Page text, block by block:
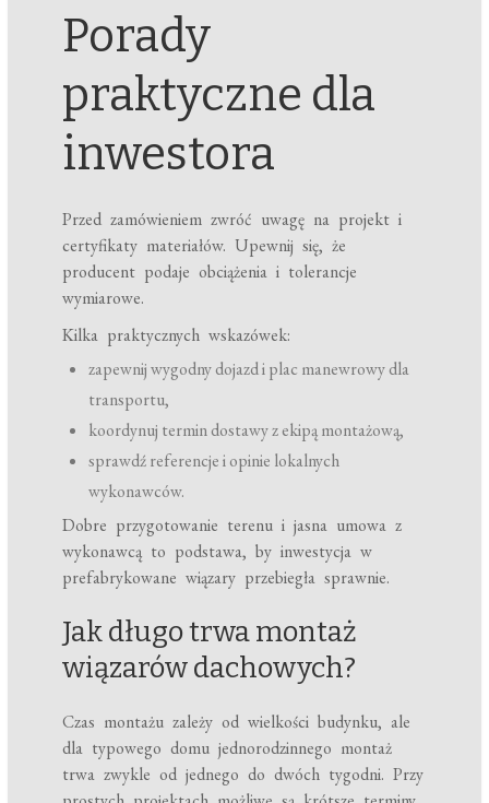
Porady
praktyczne dla
inwestora
Przed zamówieniem zwróć uwagę na projekt i
certyfikaty materiałów. Upewnij się, że
producent podaje obciążenia i tolerancje
wymiarowe.
Kilka praktycznych wskazówek:
zapewnij wygodny dojazd i plac manewrowy dla
transportu,
koordynuj termin dostawy z ekipą montażową,
sprawdź referencje i opinie lokalnych
wykonawców.
Dobre przygotowanie terenu i jasna umowa z
wykonawcą to podstawa, by inwestycja w
prefabrykowane wiązary przebiegła sprawnie.
Jak długo trwa montaż
wiązarów dachowych?
Czas montażu zależy od wielkości budynku, ale
dla typowego domu jednorodzinnego montaż
trwa zwykle od jednego do dwóch tygodni. Przy